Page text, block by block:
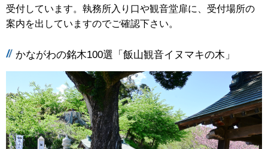
受付しています。執務所入り口や観音堂扉に、受付場所の
案内を出していますのでご確認下さい。
かながわの銘木100選「飯山観音イヌマキの木」